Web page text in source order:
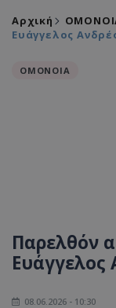
Αρχική
Ευάγγελος
ΟΜΟΝΟΙΑ
Παρελθόν
Ευάγγελος
08.06.2026 - 10:30